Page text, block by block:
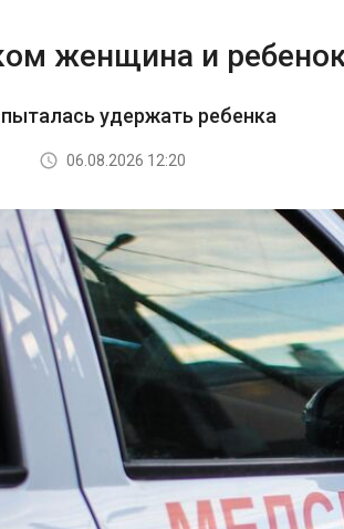
женщина и
удержать ребенка
06.08.2026 12:20